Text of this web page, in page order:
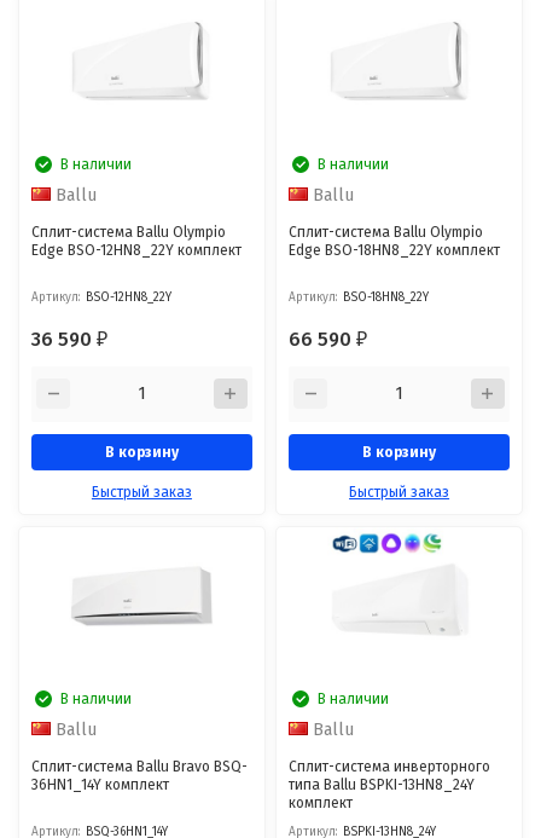
В наличии
Ballu
Сплит-система Ballu Olympio
Edge BSO-12HN8_22Y комплект
Артикул: BSO-12HN8_22Y
36 590₽
В корзину
Быстрый заказ
В наличии
Ballu
Сплит-система Ballu Olympio
Edge BSO-18HN8_22Y комплект
Артикул: BSO-18HN8_22Y
66 590₽
В корзину
Быстрый заказ
В наличии
Ballu
Сплит-система Ballu Bravo BSQ-
36HN1_14Y комплект
Артикул: BSQ-36HN1_14Y
В наличии
Ballu
Сплит-система инверторного
типа Ballu BSPKI-13HN8_24Y
комплект
Артикул: BSPKI-13HN8_24Y